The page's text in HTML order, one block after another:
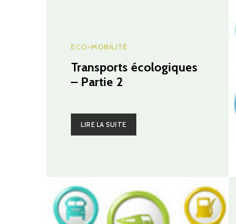
ECO-MOBILITÉ
Transports écologiques
– Partie 2
LIRE LA SUITE